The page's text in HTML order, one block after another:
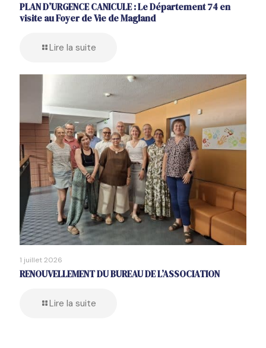
PLAN D’URGENCE CANICULE : Le Département 74 en
visite au Foyer de Vie de Magland
Lire la suite
1 juillet 2026
RENOUVELLEMENT DU BUREAU DE L’ASSOCIATION
Lire la suite